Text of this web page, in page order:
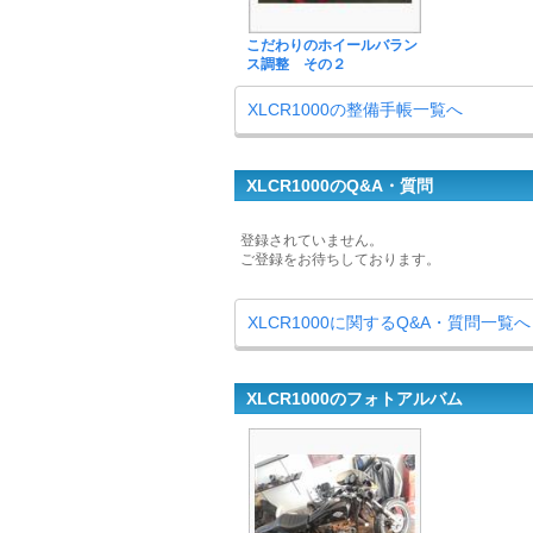
こだわりのホイールバラン
ス調整 その２
XLCR1000の整備手帳一覧へ
XLCR1000のQ&A・質問
登録されていません。
ご登録をお待ちしております。
XLCR1000に関するQ&A・質問一覧へ
XLCR1000のフォトアルバム